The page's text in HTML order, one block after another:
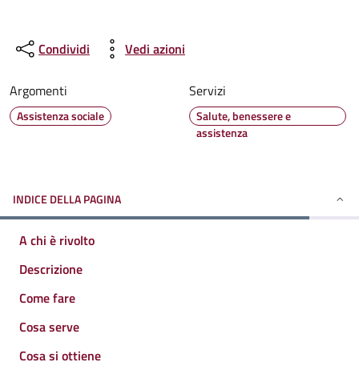
Condividi Vedi azioni
Argomenti
Assistenza sociale
Servizi
Salute, benessere e
assistenza
INDICE DELLA PAGINA
A chi è rivolto
Descrizione
Come fare
Cosa serve
Cosa si ottiene